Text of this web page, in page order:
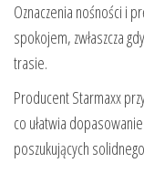
Oznaczenia nośności i
spokojem, zwłaszcza
trasie.
Producent Starmaxx
co ułatwia
poszukujących